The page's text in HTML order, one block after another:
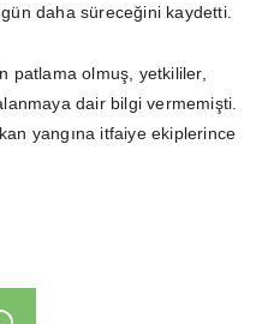
daha süreceğini kaydetti.
patlama olmuş, yetkililer,
dair bilgi vermemişti.
yangına itfaiye ekiplerince